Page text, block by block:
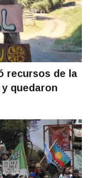
recursos de la
quedaron